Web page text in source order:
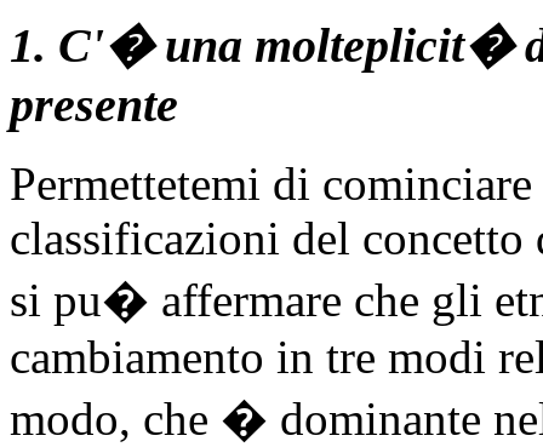
1. C'� una molteplicit�
presente
Permettetemi di
classificazioni del concetto
si pu� affermare che gli
cambiamento in tre modi
modo, che � dominante